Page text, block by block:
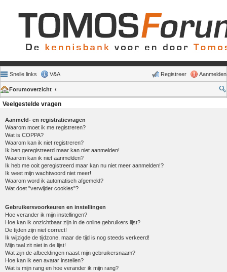
Snelle links V&A Aanmelden
Registreer
Forumoverzicht
Veelgestelde vragen
Aanmeld- en registratievragen
Waarom moet ik me registreren?
Wat is COPPA?
Waarom kan ik niet registreren?
Ik ben geregistreerd maar kan niet aanmelden!
Waarom kan ik niet aanmelden?
Ik heb me ooit geregistreerd maar kan nu niet meer aanmelden!?
Ik weet mijn wachtwoord niet meer!
Waarom word ik automatisch afgemeld?
Wat doet "verwijder cookies"?
Gebruikersvoorkeuren en instellingen
Hoe verander ik mijn instellingen?
Hoe kan ik onzichtbaar zijn in de online gebruikers lijst?
De tijden zijn niet correct!
Ik wijzigde de tijdzone, maar de tijd is nog steeds verkeerd!
Mijn taal zit niet in de lijst!
Wat zijn de afbeeldingen naast mijn gebruikersnaam?
Hoe kan ik een avatar instellen?
Wat is mijn rang en hoe verander ik mijn rang?